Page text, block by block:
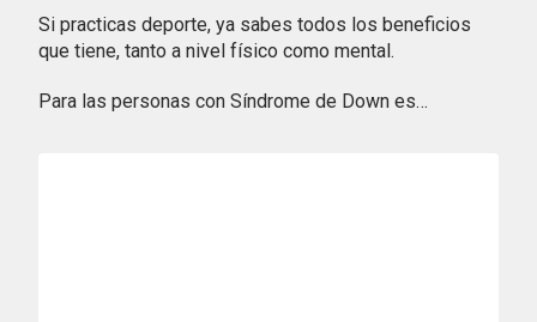
Si practicas deporte, ya sabes todos los beneficios
que tiene, tanto a nivel físico como mental.
Para las personas con Síndrome de Down es…